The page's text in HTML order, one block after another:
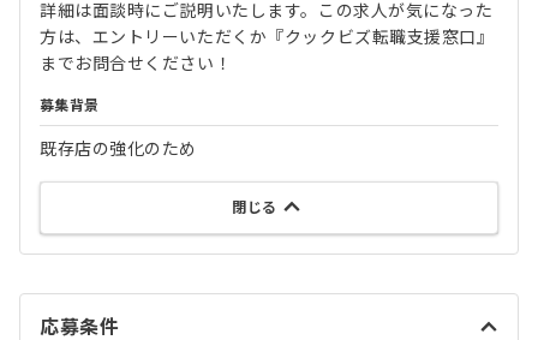
詳細は面談時にご説明いたします。この求人が気になった
方は、エントリーいただくか『クックビズ転職支援窓口』
までお問合せください！
募集背景
既存店の強化のため
閉じる
応募条件